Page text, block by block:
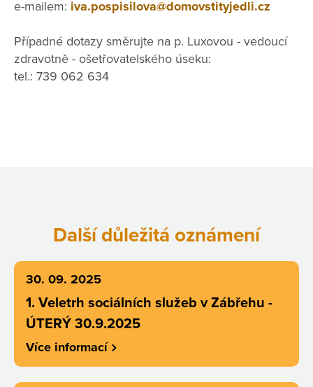
e-mailem: iva.pospisilova@domovstityjedli.cz
Případné dotazy směrujte na p. Luxovou - vedoucí
zdravotně - ošetřovatelského úseku:
tel.: 739 062 634
Další důležitá oznámení
30. 09. 2025
1. Veletrh sociálních služeb v Zábřehu -
ÚTERÝ 30.9.2025
Více informací